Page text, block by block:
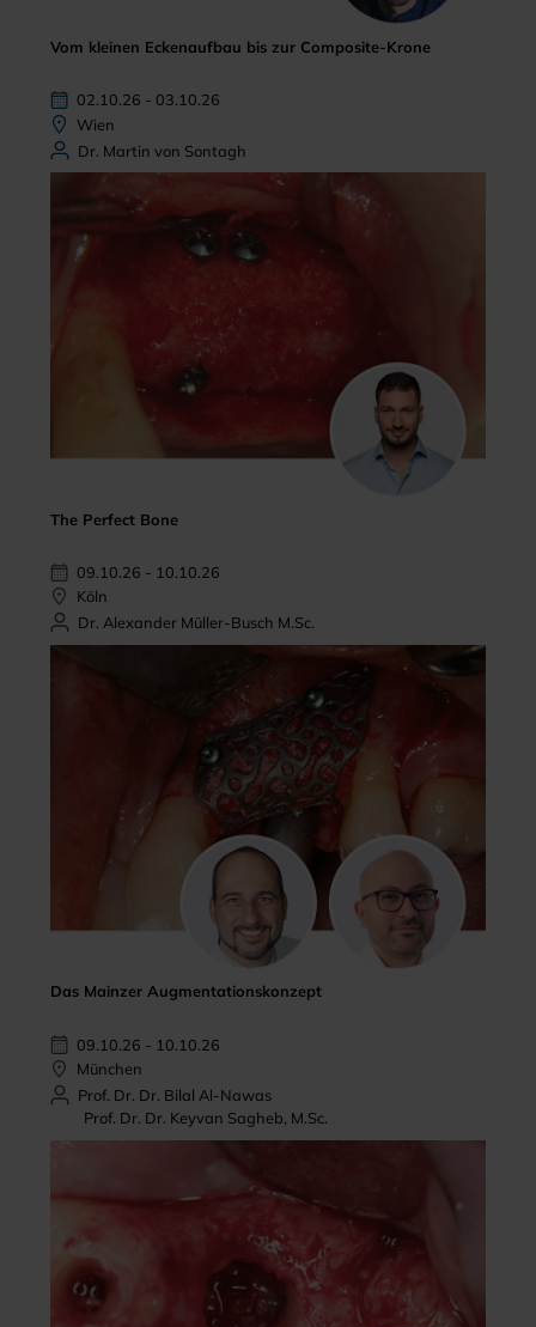
Vom kleinen Eckenaufbau bis zur Composite-Krone
02.10.26 - 03.10.26
Wien
Dr. Martin von Sontagh
The Perfect Bone
09.10.26 - 10.10.26
Köln
Dr. Alexander Müller-Busch M.Sc.
Das Mainzer Augmentationskonzept
09.10.26 - 10.10.26
München
Prof. Dr. Dr. Bilal Al-Nawas
Prof. Dr. Dr. Keyvan Sagheb, M.Sc.